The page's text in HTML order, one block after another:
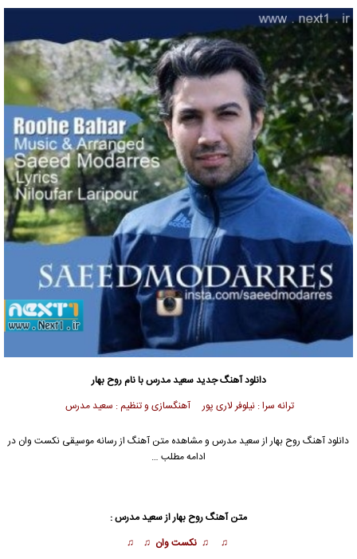
دانلود آهنگ جدیدسعید مدرس با نام روح بهار
ترانه سرا : نیلوفر لاری پور آهنگسازی و تنظیم : سعید مدرس
دانلود آهنگ روح بهار از سعید مدرس و مشاهده متن آهنگ از رسانه موسیقی نکست وان در
ادامه مطلب …
متن آهنگ روح بهار از سعید مدرس :
♫ ♫ نکست وان ♫ ♫